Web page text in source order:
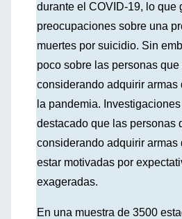
durante el COVID-19, lo que
preocupaciones sobre una
muertes por suicidio. Sin
poco sobre las personas que
considerando adquirir armas
la pandemia.
destacado que las personas
considerando adquirir armas
estar motivadas por
exageradas.
En una muestra de 3500